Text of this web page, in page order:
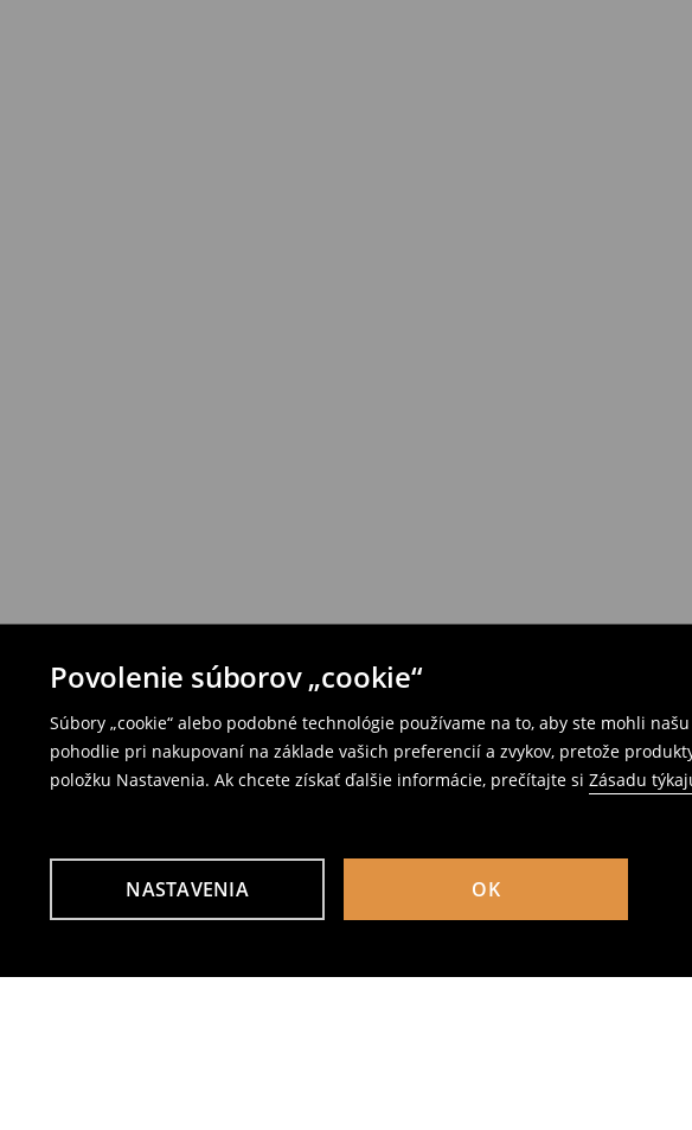
Povolenie súborov „cookie“
Súbory „cookie“ alebo podobné technológie používame na to, aby ste mohli
pohodlie pri nakupovaní na základe vašich preferencií a zvykov, pretože
položku Nastavenia. Ak chcete získať ďalšie informácie, prečítajte si Zásadu
NASTAVENIA OK